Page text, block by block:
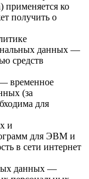
ко
получить о
данных —
средств
временное
(за
для
и
для ЭВМ и
в сети интернет
данных —